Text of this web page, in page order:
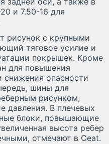
и 7.50-16 для
рисунок с крупными
тяговое усилие и
покрышек. Кроме
для повышения
снижения опасности
шины для
рисунком,
давления. В плечевых
блоки, повышающие
высота ребер
отмечают в Ceat.